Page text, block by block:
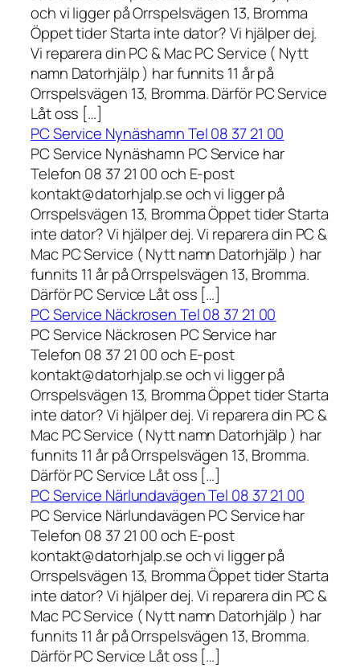
och vi ligger på Orrspelsvägen 13, Bromma
Öppet tider Starta inte dator? Vi hjälper dej.
Vi reparera din PC & Mac PC Service ( Nytt
namn Datorhjälp ) har funnits 11 år på
Orrspelsvägen 13, Bromma. Därför PC Service
Låt oss […]
PC Service Nynäshamn Tel 08 37 21 00
PC Service Nynäshamn PC Service har
Telefon 08 37 21 00 och E-post
kontakt@datorhjalp.se och vi ligger på
Orrspelsvägen 13, Bromma Öppet tider Starta
inte dator? Vi hjälper dej. Vi reparera din PC &
Mac PC Service ( Nytt namn Datorhjälp ) har
funnits 11 år på Orrspelsvägen 13, Bromma.
Därför PC Service Låt oss […]
PC Service Näckrosen Tel 08 37 21 00
PC Service Näckrosen PC Service har
Telefon 08 37 21 00 och E-post
kontakt@datorhjalp.se och vi ligger på
Orrspelsvägen 13, Bromma Öppet tider Starta
inte dator? Vi hjälper dej. Vi reparera din PC &
Mac PC Service ( Nytt namn Datorhjälp ) har
funnits 11 år på Orrspelsvägen 13, Bromma.
Därför PC Service Låt oss […]
PC Service Närlundavägen Tel 08 37 21 00
PC Service Närlundavägen PC Service har
Telefon 08 37 21 00 och E-post
kontakt@datorhjalp.se och vi ligger på
Orrspelsvägen 13, Bromma Öppet tider Starta
inte dator? Vi hjälper dej. Vi reparera din PC &
Mac PC Service ( Nytt namn Datorhjälp ) har
funnits 11 år på Orrspelsvägen 13, Bromma.
Därför PC Service Låt oss […]